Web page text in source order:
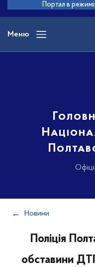
основного
вмісту
Портал в
Меню
Новини
Поліція
обставини